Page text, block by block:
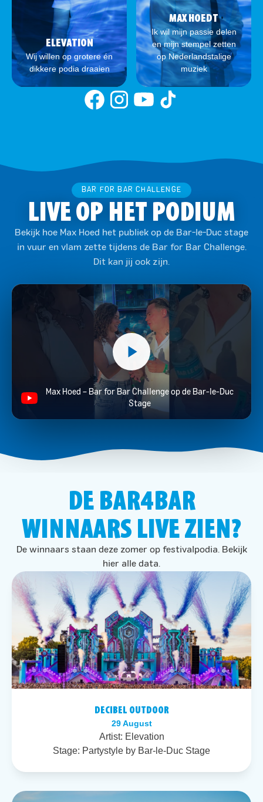
ELEVATION
Wij willen op grotere én
dikkere podia draaien
MAX HOEDT
Ik wil mijn passie delen
en mijn stempel zetten
op Nederlandstalige
muziek
BAR FOR BAR CHALLENGE
LIVE OP HET PODIUM
Bekijk hoe Max Hoed het publiek op de Bar-le-Duc stage
in vuur en vlam zette tijdens de Bar for Bar Challenge.
Dit kan jij ook zijn.
Max Hoed – Bar for Bar Challenge op de Bar-le-Duc
Stage
DE BAR4BAR
WINNAARS LIVE ZIEN?
De winnaars staan deze zomer op festivalpodia. Bekijk
hier alle data.
DECIBEL OUTDOOR
29 August
Artist: Elevation
Stage: Partystyle by Bar-le-Duc Stage